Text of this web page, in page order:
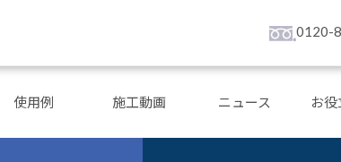
0120-
使用例 施工動画 ニュース お